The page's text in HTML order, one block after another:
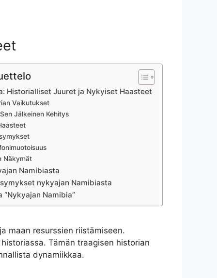
Historialliset Juuret ja Nykyiset Haasteet
Vaikutukset
Jälkeinen Kehitys
Näkymät
Namibiasta
nykyajan Namibiasta
“Nykyajan Namibia”
maan resurssien riistämiseen.
Tämän traagisen historian
dynamiikkaa.